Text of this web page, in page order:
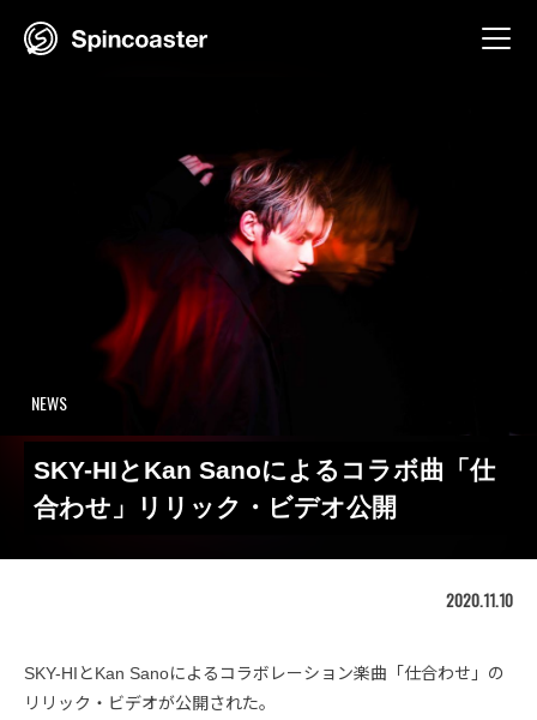
NEWS
SKY-HIとKan Sanoによるコラボ曲「仕
合わせ」リリック・ビデオ公開
2020.11.10
SKY-HIとKan Sanoによるコラボレーション楽曲「仕合わせ」の
リリック・ビデオが公開された。